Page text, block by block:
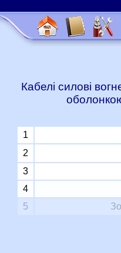
Кабелі силові
1
2
3
4
5